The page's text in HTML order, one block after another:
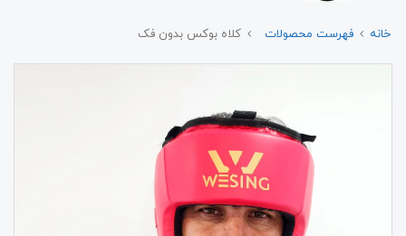
خانه فهرست محصولات کلاه بوکس بدون فک